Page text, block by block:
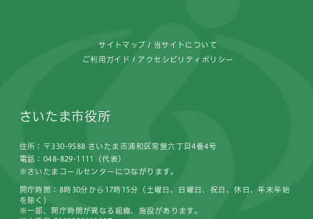
サイトマップ 当サイトについて
ご利用ガイド アクセシビリティポリシー
さいたま市役所
住所：〒330-9588 さいたま市浦和区常盤六丁目4番4号
電話：048-829-1111（代表）
※さいたまコールセンターにつながります。
開庁時間：8時30分から17時15分（土曜日、日曜日、祝日、休日、年末年始
を除く）
※一部、開庁時間が異なる組織、施設があります。